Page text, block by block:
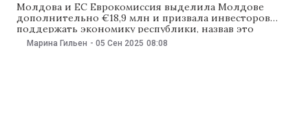
Молдова и ЕС Еврокомиссия выделила Молдове
дополнительно €18,9 млн и призвала инвесторов
поддержать экономику республики, назвав это
«инвестициями в европейскую интеграцию». Эти
средства — дополнение к €270 млн, выделенным в
Марина Гильен - 05 Сен 2025 08:08